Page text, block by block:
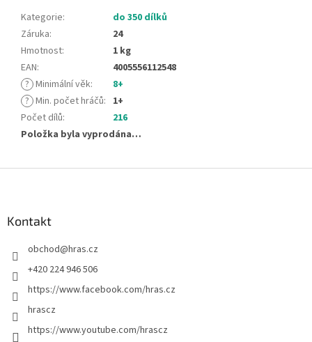
Kategorie:
do 350 dílků
Záruka:
24
Hmotnost:
1 kg
EAN:
4005556112548
? Minimální věk:
8+
? Min. počet hráčů: 1+
Počet dílů:
216
Položka byla vyprodána…
Kontakt
obchod@hras.cz
+420 224 946 506
https://www.facebook.com/hras.cz
hrascz
https://www.youtube.com/hrascz